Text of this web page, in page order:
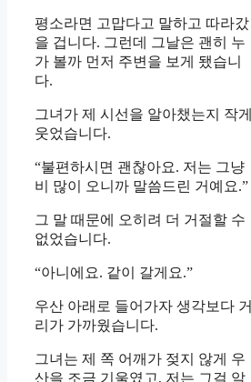
평소라면 고맙다고 말하고 따라갔
을 겁니다. 그런데 그날은 괜히 누
가 볼까 먼저 주변을 보게 됐습니
다.
그녀가 제 시선을 알아챘는지 작게
웃었습니다.
“불편하시면 괜찮아요. 저는 그냥
비 많이 오니까 말씀드린 거예요.”
그 말 때문에 오히려 더 거절할 수
없었습니다.
“아니에요. 같이 갈게요.”
우산 아래로 들어가자 생각보다 거
리가 가까웠습니다.
그녀는 제 쪽 어깨가 젖지 않게 우
산을 조금 기울였고, 저는 그걸 알